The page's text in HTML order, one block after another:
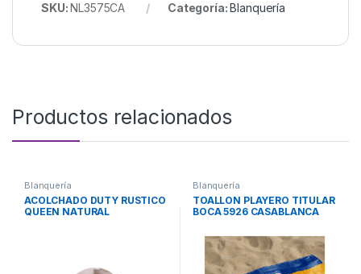
SKU:NL3575CA Categoría:Blanquería
Productos relacionados
Blanquería
ACOLCHADO DUTY RUSTICO
QUEEN NATURAL
Blanquería
TOALLON PLAYERO TITULAR
BOCA 5926 CASABLANCA